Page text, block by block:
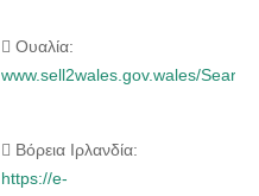
 Ουαλία:
www.sell2wales.gov.wales/
 Βόρεια Ιρλανδία:
https://e-